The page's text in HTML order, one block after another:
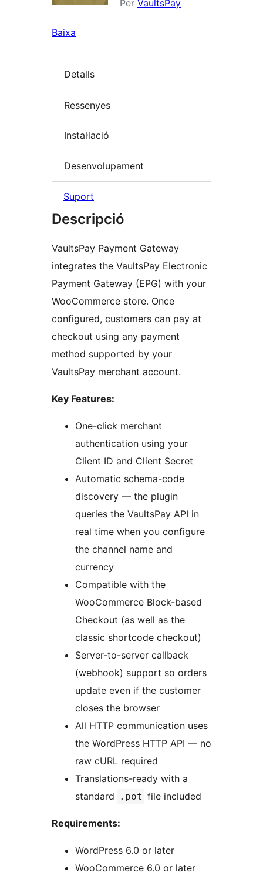
Per VaultsPay
Baixa
Detalls
Ressenyes
Instal·lació
Desenvolupament
Suport
Descripció
VaultsPay Payment Gateway
integrates the VaultsPay Electronic
Payment Gateway (EPG) with your
WooCommerce store. Once
configured, customers can pay at
checkout using any payment
method supported by your
VaultsPay merchant account.
Key Features:
One-click merchant
authentication using your
Client ID and Client Secret
Automatic schema-code
discovery — the plugin
queries the VaultsPay API in
real time when you configure
the channel name and
currency
Compatible with the
WooCommerce Block-based
Checkout (as well as the
classic shortcode checkout)
Server-to-server callback
(webhook) support so orders
update even if the customer
closes the browser
All HTTP communication uses
the WordPress HTTP API — no
raw cURL required
Translations-ready with a
standard
.pot file included
Requirements:
WordPress 6.0 or later
WooCommerce 6.0 or later